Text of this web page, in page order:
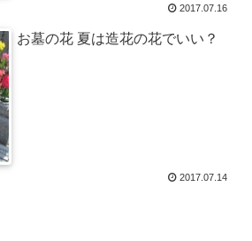
2017.07.16
お墓の花 夏は造花の花でいい？
2017.07.14